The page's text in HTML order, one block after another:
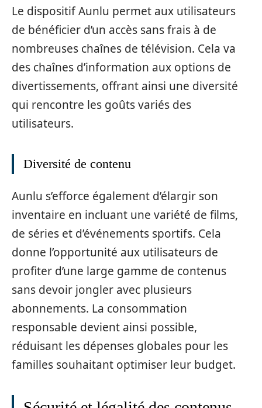
Le dispositif Aunlu permet aux utilisateurs
de bénéficier d’un accès sans frais à de
nombreuses chaînes de télévision. Cela va
des chaînes d’information aux options de
divertissements, offrant ainsi une diversité
qui rencontre les goûts variés des
utilisateurs.
Diversité de contenu
Aunlu s’efforce également d’élargir son
inventaire en incluant une variété de films,
de séries et d’événements sportifs. Cela
donne l’opportunité aux utilisateurs de
profiter d’une large gamme de contenus
sans devoir jongler avec plusieurs
abonnements. La consommation
responsable devient ainsi possible,
réduisant les dépenses globales pour les
familles souhaitant optimiser leur budget.